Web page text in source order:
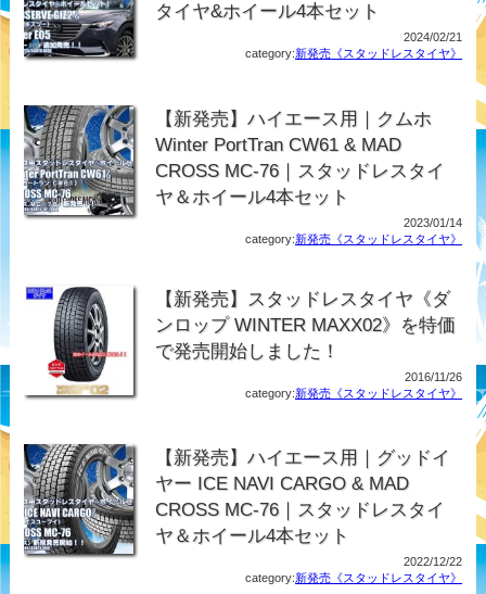
タイヤ&ホイール4本セット
2024/02/21
category:新発売《スタッドレスタイヤ》
【新発売】ハイエース用｜クムホ
Winter PortTran CW61 & MAD
CROSS MC-76｜スタッドレスタイ
ヤ＆ホイール4本セット
2023/01/14
category:新発売《スタッドレスタイヤ》
【新発売】スタッドレスタイヤ《ダ
ンロップ WINTER MAXX02》を特価
で発売開始しました！
2016/11/26
category:新発売《スタッドレスタイヤ》
【新発売】ハイエース用｜グッドイ
ヤー ICE NAVI CARGO & MAD
CROSS MC-76｜スタッドレスタイ
ヤ＆ホイール4本セット
2022/12/22
category:新発売《スタッドレスタイヤ》